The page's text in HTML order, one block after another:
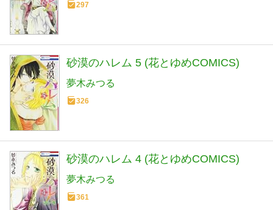
297
砂漠のハレム 5 (花とゆめCOMICS)
夢木みつる
326
砂漠のハレム 4 (花とゆめCOMICS)
夢木みつる
361